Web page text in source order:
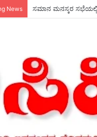
News ಸಮಾನ ಮನಸ್ಕರ ಸಭೆಯಲ್ಲಿ